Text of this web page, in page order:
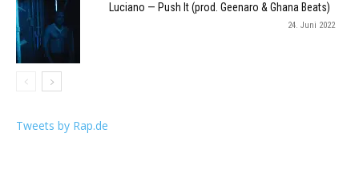
Luciano — Push It (prod. Geenaro & Ghana Beats)
24. Juni 2022
Tweets by Rap.de